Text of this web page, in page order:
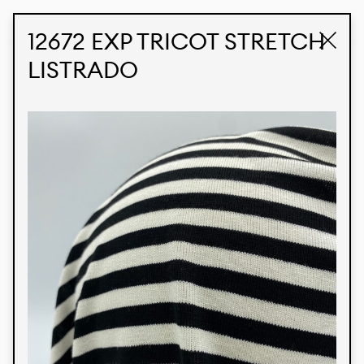
12672 EXP TRICOT STRETCH
LISTRADO
Produtos
brasileira por meio de nossos tecidos e estampas
personalizadas, trabalhando em colaboração
com nossos clientes e dando vida aos seus
conceitos e criações. Nossa extensa linha de
produtos tem opções para diferentes mercados.
Oferecemos também tecidos ecológicos e
tecnológicos que podem ser acabados em
qualquer cor sólida ou impressão digital.
Cores